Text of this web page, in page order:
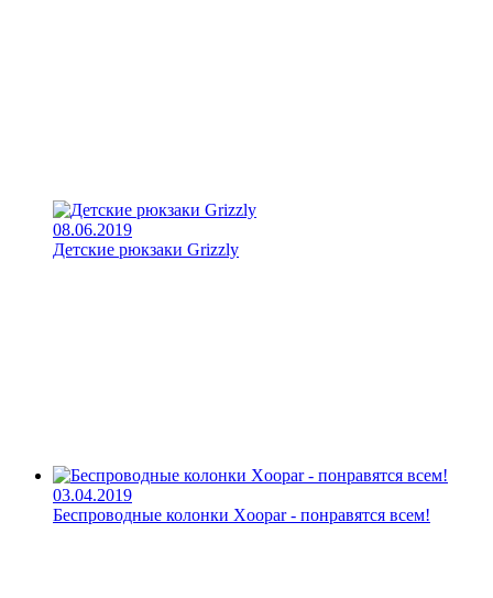
08.06.2019
Детские рюкзаки Grizzly
03.04.2019
Беспроводные колонки Xoopar - понравятся всем!